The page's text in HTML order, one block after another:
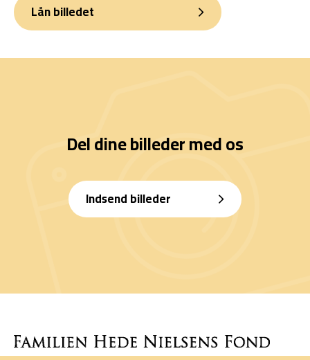
Lån billedet
Del dine billeder med os
Indsend billeder